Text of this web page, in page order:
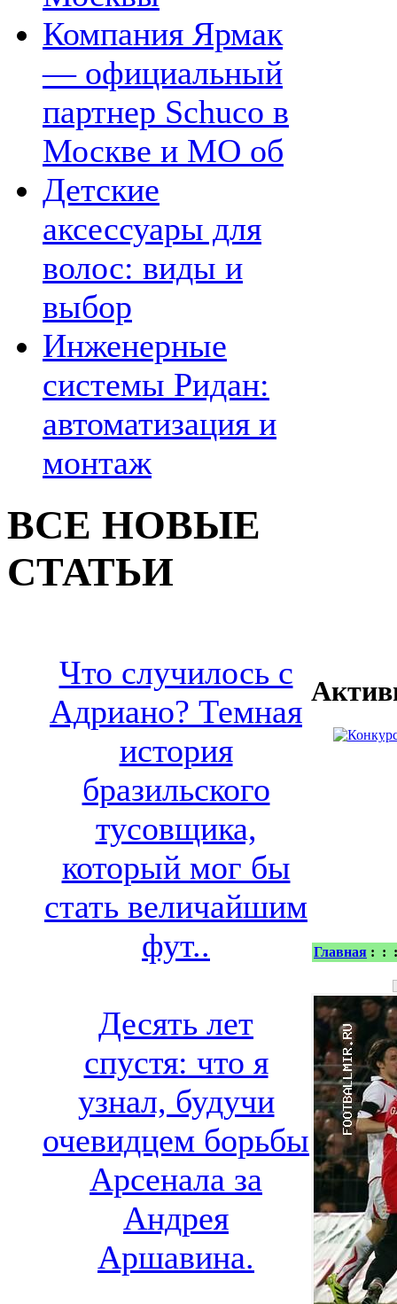
Компания Ярмак
— официальный
партнер Schuco в
Москве и МО об
Детские
аксессуары для
волос: виды и
выбор
Инженерные
системы Ридан:
автоматизация и
монтаж
ВСЕ НОВЫЕ
СТАТЬИ
Что случилось с
Адриано? Темная
история
бразильского
тусовщика,
который мог бы
стать величайшим
фут..
Десять лет
спустя: что я
узнал, будучи
очевидцем борьбы
Арсенала за
Андрея
Аршавина.
Главная : :